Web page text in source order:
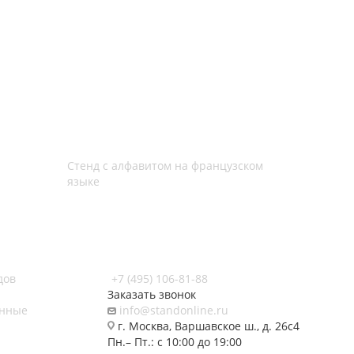
Стенд с алфавитом на французском
языке
+7 (495) 106-81-88
Заказать звонок
info@standonline.ru
г. Москва, Варшавское ш., д. 26с4
Пн.– Пт.: с 10:00 до 19:00